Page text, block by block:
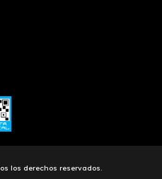
los derechos reservados.